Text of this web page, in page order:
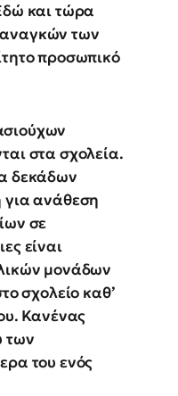
και τώρα
των
προσωπικό
στα σχολεία.
δεκάδων
για ανάθεση
σε
είναι
μονάδων
σχολείο καθ’
Κανένας
των
του ενός